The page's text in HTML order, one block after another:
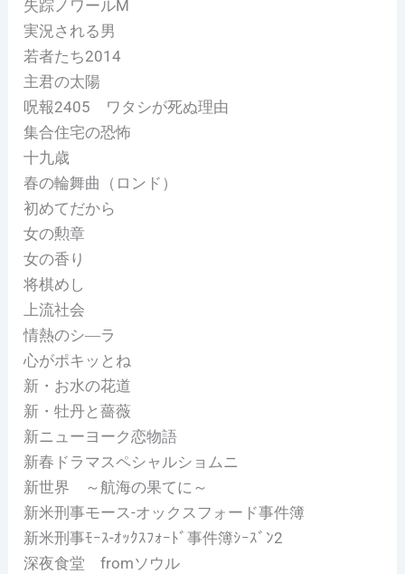
失踪ノワールM
実況される男
若者たち2014
主君の太陽
呪報2405 ワタシが死ぬ理由
集合住宅の恐怖
十九歳
春の輪舞曲（ロンド）
初めてだから
女の勲章
女の香り
将棋めし
上流社会
情熱のシ―ラ
心がポキッとね
新・お水の花道
新・牡丹と薔薇
新ニューヨーク恋物語
新春ドラマスペシャルショムニ
新世界 ～航海の果てに～
新米刑事モース-オックスフォード事件簿
新米刑事ﾓｰｽ-ｵｯｸｽﾌｫｰﾄﾞ事件簿ｼｰｽﾞﾝ2
深夜食堂 fromソウル